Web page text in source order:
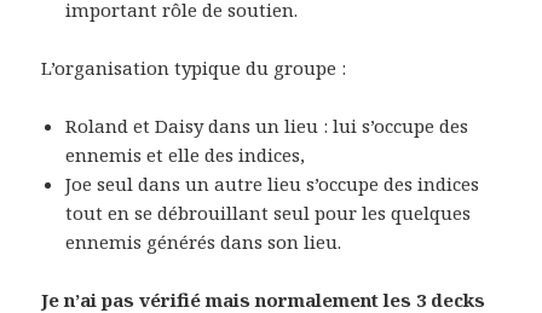
important rôle de soutien.
L’organisation typique du groupe :
Roland et Daisy dans un lieu : lui s’occupe des
ennemis et elle des indices,
Joe seul dans un autre lieu s’occupe des indices
tout en se débrouillant seul pour les quelques
ennemis générés dans son lieu.
Je n’ai pas vérifié mais normalement les 3 decks